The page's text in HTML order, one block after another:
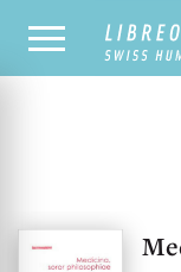
UNSER KATALOG